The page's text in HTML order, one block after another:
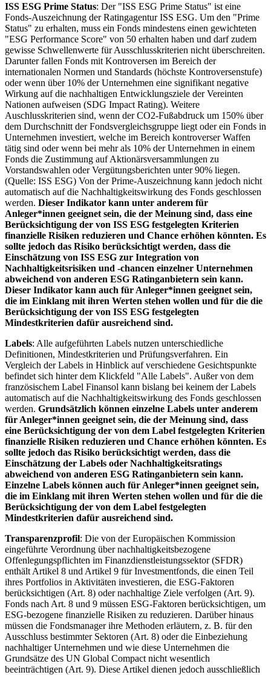
ISS ESG Prime Status: Der "ISS ESG Prime Status" ist eine
Fonds-Auszeichnung der Ratingagentur ISS ESG. Um den "Prime
Status" zu erhalten, muss ein Fonds mindestens einen gewichteten
"ESG Performance Score" von 50 erhalten haben und darf zudem
gewisse Schwellenwerte für Ausschlusskriterien nicht überschreiten.
Darunter fallen Fonds mit Kontroversen im Bereich der
internationalen Normen und Standards (höchste Kontroversenstufe)
oder wenn über 10% der Unternehmen eine signifikant negative
Wirkung auf die nachhaltigen Entwicklungsziele der Vereinten
Nationen aufweisen (SDG Impact Rating). Weitere
Auschlusskriterien sind, wenn der CO2-Fußabdruck um 150% über
dem Durchschnitt der Fondsvergleichsgruppe liegt oder ein Fonds in
Unternehmen investiert, welche im Bereich kontroverser Waffen
tätig sind oder wenn bei mehr als 10% der Unternehmen in einem
Fonds die Zustimmung auf Aktionärsversammlungen zu
Vorstandswahlen oder Vergütungsberichten unter 90% liegen.
(Quelle: ISS ESG) Von der Prime-Auszeichnung kann jedoch nicht
automatisch auf die Nachhaltigkeitswirkung des Fonds geschlossen
werden. Dieser Indikator kann unter anderem für
Anleger*innen geeignet sein, die der Meinung sind, dass eine
Berücksichtigung der von ISS ESG festgelegten Kriterien
finanzielle Risiken reduzieren und Chance erhöhen könnten. Es
sollte jedoch das Risiko berücksichtigt werden, dass die
Einschätzung von ISS ESG zur Integration von
Nachhaltigkeitsrisiken und -chancen einzelner Unternehmen
abweichend von anderen ESG Ratinganbietern sein kann.
Dieser Indikator kann auch für Anleger*innen geeignet sein,
die im Einklang mit ihren Werten stehen wollen und für die die
Berücksichtigung der von ISS ESG festgelegten
Mindestkriterien dafür ausreichend sind.
Labels: Alle aufgeführten Labels nutzen unterschiedliche
Definitionen, Mindestkriterien und Prüfungsverfahren. Ein
Vergleich der Labels in Hinblick auf verschiedene Gesichtspunkte
befindet sich hinter dem Klickfeld "Alle Labels". Außer von dem
französischem Label Finansol kann bislang bei keinem der Labels
automatisch auf die Nachhaltigkeitswirkung des Fonds geschlossen
werden. Grundsätzlich können einzelne Labels unter anderem
für Anleger*innen geeignet sein, die der Meinung sind, dass
eine Berücksichtigung der von dem Label festgelegten Kriterien
finanzielle Risiken reduzieren und Chance erhöhen könnten. Es
sollte jedoch das Risiko berücksichtigt werden, dass die
Einschätzung der Labels oder Nachhaltigkeitsratings
abweichend von anderen ESG Ratinganbietern sein kann.
Einzelne Labels können auch für Anleger*innen geeignet sein,
die im Einklang mit ihren Werten stehen wollen und für die die
Berücksichtigung der von dem Label festgelegten
Mindestkriterien dafür ausreichend sind.
Transparenzprofil: Die von der Europäischen Kommission
eingeführte Verordnung über nachhaltigkeitsbezogene
Offenlegungspflichten im Finanzdienstleistungssektor (SFDR)
enthält Artikel 8 und Artikel 9 für Investmentfonds, die einen Teil
ihres Portfolios in Aktivitäten investieren, die ESG-Faktoren
berücksichtigen (Art. 8) oder nachhaltige Ziele verfolgen (Art. 9).
Fonds nach Art. 8 und 9 müssen ESG-Faktoren berücksichtigen, um
ESG-bezogene finanzielle Risiken zu reduzieren. Darüber hinaus
müssen die Fondsmanager ihre Methoden erläutern, z. B. für den
Ausschluss bestimmter Sektoren (Art. 8) oder die Einbeziehung
nachhaltiger Unternehmen und wie diese Unternehmen die
Grundsätze des UN Global Compact nicht wesentlich
beeinträchtigen (Art. 9). Diese Artikel dienen jedoch ausschließlich